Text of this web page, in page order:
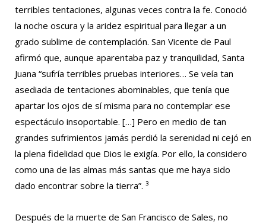
terribles tentaciones, algunas veces contra la fe. Conoció
la noche oscura y la aridez espiritual para llegar a un
grado sublime de contemplación. San Vicente de Paul
afirmó que, aunque aparentaba paz y tranquilidad, Santa
Juana “sufría terribles pruebas interiores… Se veía tan
asediada de tentaciones abominables, que tenía que
apartar los ojos de sí misma para no contemplar ese
espectáculo insoportable. […] Pero en medio de tan
grandes sufrimientos jamás perdió la serenidad ni cejó en
la plena fidelidad que Dios le exigía. Por ello, la considero
como una de las almas más santas que me haya sido
dado encontrar sobre la tierra”. ³
Después de la muerte de San Francisco de Sales, no